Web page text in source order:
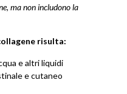
ma non includono la
risulta:
e altri liquidi
e cutaneo